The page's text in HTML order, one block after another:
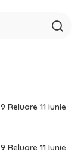
11 Iunie
11 Iunie